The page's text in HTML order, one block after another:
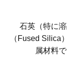
石英（特に
（Fused Silica
属材料